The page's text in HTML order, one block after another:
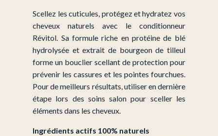
Scellez les cuticules, protégez et hydratez vos
cheveux naturels avec le conditionneur
Révitol. Sa formule riche en protéine de blé
hydrolysée et extrait de bourgeon de tilleul
forme un bouclier scellant de protection pour
prévenir les cassures et les pointes fourchues.
Pour de meilleurs résultats, utiliser en dernière
étape lors des soins salon pour sceller les
éléments dans les cheveux.
Ingrédients actifs 100% naturels